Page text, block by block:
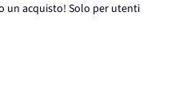
un acquisto! Solo per utenti